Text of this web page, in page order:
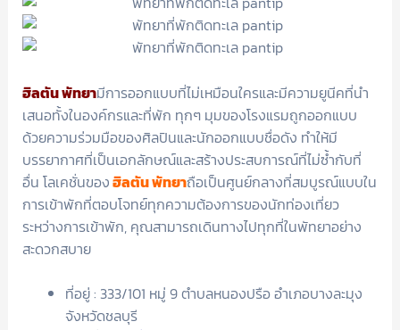
ฮิลตัน พัทยามีการออกแบบที่ไม่เหมือนใครและมีความยูนีคที่นำ
เสนอทั้งในองค์กรและที่พัก ทุกๆ มุมของโรงแรมถูกออกแบบ
ด้วยความร่วมมือของศิลปินและนักออกแบบชื่อดัง ทำให้มี
บรรยากาศที่เป็นเอกลักษณ์และสร้างประสบการณ์ที่ไม่ซ้ำกับที่
อื่น โลเคชั่นของฮิลตัน พัทยาถือเป็นศูนย์กลางที่สมบูรณ์แบบใน
การเข้าพักที่ตอบโจทย์ทุกความต้องการของนักท่องเที่ยว
ระหว่างการเข้าพัก, คุณสามารถเดินทางไปทุกที่ในพัทยาอย่าง
สะดวกสบาย
ที่อยู่ : 333/101 หมู่ 9 ตำบลหนองปรือ อำเภอบางละมุง
จังหวัดชลบุรี